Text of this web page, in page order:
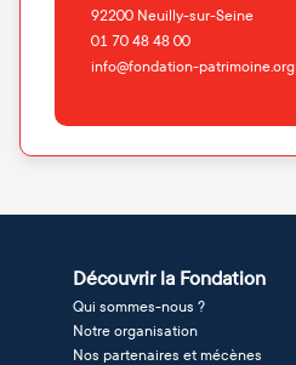
92200 Neuilly-sur-Seine
01 70 48 48 00
info@fondation-patrimoine.org
Découvrir la Fondation
Qui sommes-nous ?
Notre organisation
Nos partenaires et mécènes